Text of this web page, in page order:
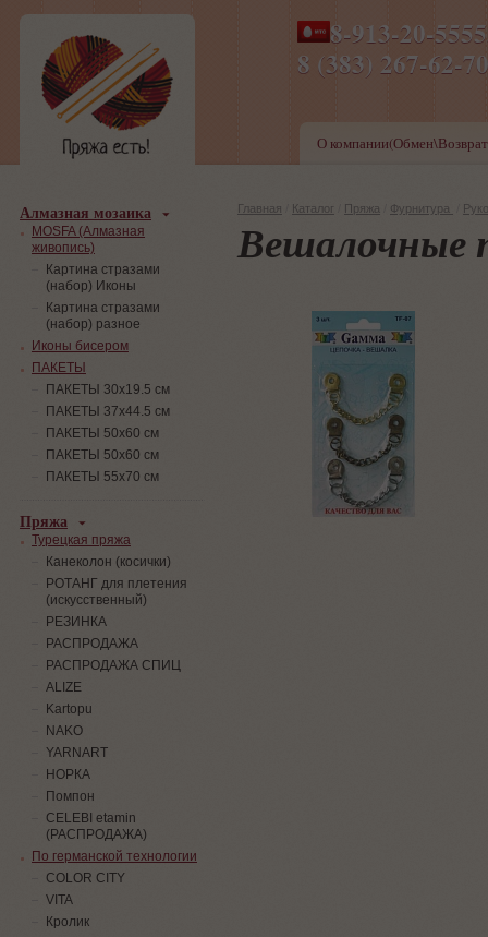
8-913-20-
8 (383) 267-
ПН-ПТ 8-17,СБ-ВС 9-
О
Главная Каталог Пряжа Фурнитура
Вешалочные
Алмазная мозаика
MOSFA (Алмазная
живопись)
Картина стразами
(набор) Иконы
Картина стразами
(набор) разное
Иконы бисером
ПАКЕТЫ
ПАКЕТЫ 30х19.5 см
ПАКЕТЫ 37х44.5 см
ПАКЕТЫ 50х60 см
ПАКЕТЫ 50х60 см
ПАКЕТЫ 55х70 см
Пряжа
Турецкая пряжа
Канеколон (косички)
РОТАНГ для плетения
(искусственный)
PЕЗИНКА
РАСПРОДАЖА
РАСПРОДАЖА СПИЦ
ALIZE
Kartopu
NAKO
YARNART
НОРКА
Помпон
СELEBI etamin
(РАСПРОДАЖА)
По германской технологии
COLOR CITY
VITA
Кролик